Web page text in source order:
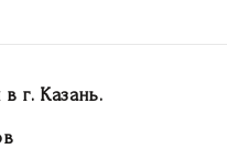
г. Казань.